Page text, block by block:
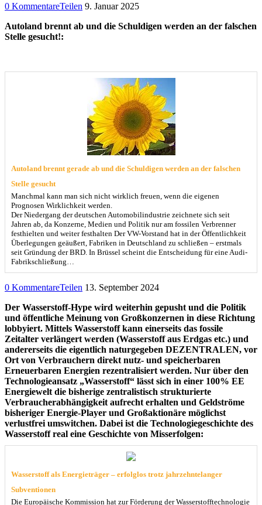
0 KommentareTeilen 9. Januar 2025
Autoland brennt ab und die Schuldigen werden an der falschen
Stelle gesucht!:
Autoland brennt gerade ab und die Schuldigen werden an der falschen
Stelle gesucht
Manchmal kann man sich nicht wirklich freuen, wenn die eigenen
Prognosen Wirklichkeit werden.
Der Niedergang der deutschen Automobilindustrie zeichnete sich seit
Jahren ab, da Konzerne, Medien und Politik nur am fossilen Verbrenner
festhielten und weiter festhalten Der VW-Vorstand hat in der Öffentlichkeit
Überlegungen geäußert, Fabriken in Deutschland zu schließen – erstmals
seit Gründung der BRD. In Brüssel scheint die Entscheidung für eine Audi-
Fabrikschließung…
0 KommentareTeilen 13. September 2024
Der Wasserstoff-Hype wird weiterhin gepusht und die Politik
und öffentliche Meinung von Großkonzernen in diese Richtung
lobbyiert. Mittels Wasserstoff kann einerseits das fossile
Zeitalter verlängert werden (Wasserstoff aus Erdgas etc.) und
andererseits die eigentlich naturgegeben DEZENTRALEN, vor
Ort von Verbrauchern direkt nutz- und speicherbaren
Erneuerbaren Energien rezentralisiert werden. Nur über den
Technologieansatz „Wasserstoff“ lässt sich in einer 100% EE
Energiewelt die bisherige zentralistisch strukturierte
Verbraucherabhängigkeit aufrecht erhalten und Geldströme
bisheriger Energie-Player und Großaktionäre möglichst
verlustfrei umswitchen. Dabei ist die Technologiegeschichte des
Wasserstoff real eine Geschichte von Misserfolgen:
Wasserstoff als Energieträger – erfolglos trotz jahrzehntelanger
Subventionen
Die Europäische Kommission hat zur Förderung der Wasserstofftechnologie